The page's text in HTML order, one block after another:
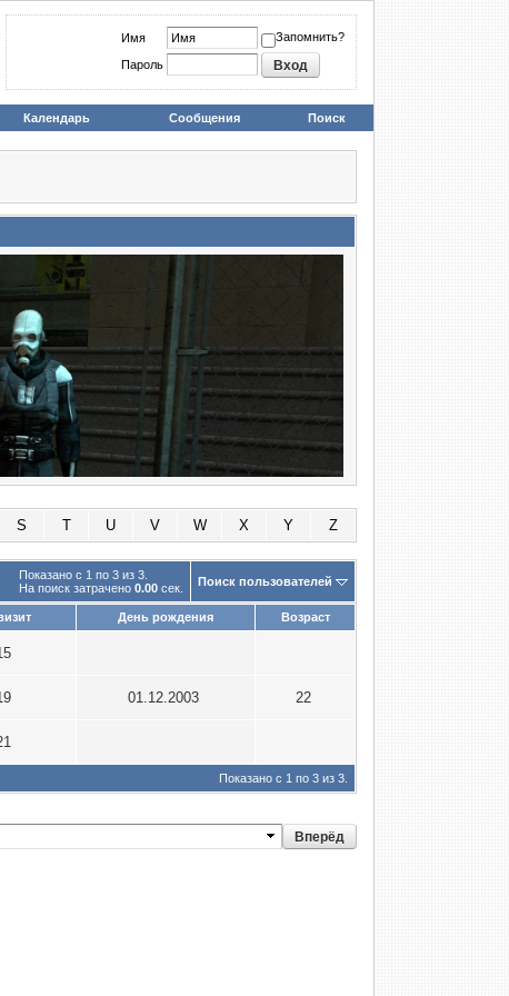
Имя Запомнить?
Пароль
Календарь Сообщения Поиск
S T U V W X Y Z
Показано с 1 по 3 из 3.
На поиск затрачено 0.00 сек. Поиск пользователей
День рождения Возраст
01.12.2003 22
Показано с 1 по 3 из 3.